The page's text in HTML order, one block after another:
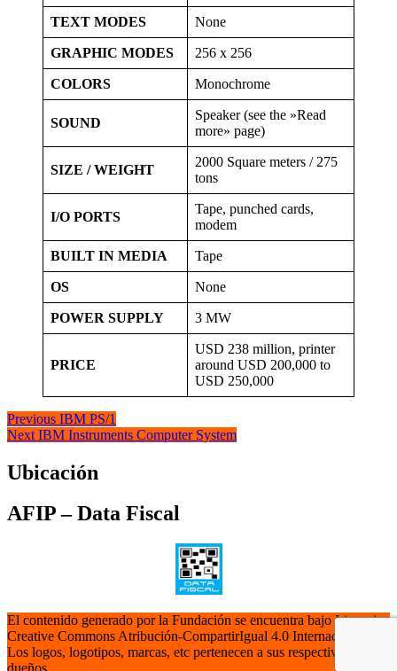
TEXT MODES None
GRAPHIC MODES 256 x 256
COLORS Monochrome
SOUND
Speaker (see the »Read
more» page)
SIZE / WEIGHT
2000 Square meters / 275
tons
I/O PORTS
Tape, punched cards,
modem
BUILT IN MEDIA Tape
OS None
POWER SUPPLY 3 MW
PRICE
USD 238 million, printer
around USD 200,000 to
USD 250,000
Navegación
de
entradas
Previous Previous
post:
IBM PS/1
Next Next
IBM Instruments Computer System
Ubicación
AFIP – Data Fiscal
El contenido generado por la Fundación se encuentra bajo Licencia
Creative Commons Atribución-CompartirIgual 4.0 Internacional.
Los logos, logotipos, marcas, etc pertenecen a sus respectivos